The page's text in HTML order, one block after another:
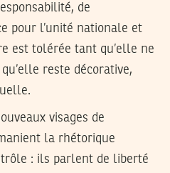
de
pour l’unité nationale et
est tolérée tant qu’elle ne
reste décorative,
visages de
la rhétorique
: ils parlent de liberté